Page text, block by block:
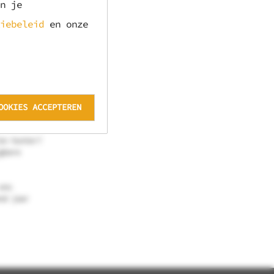
je
en onze
ACCEPTEREN
in zijn
hunter?
jaar